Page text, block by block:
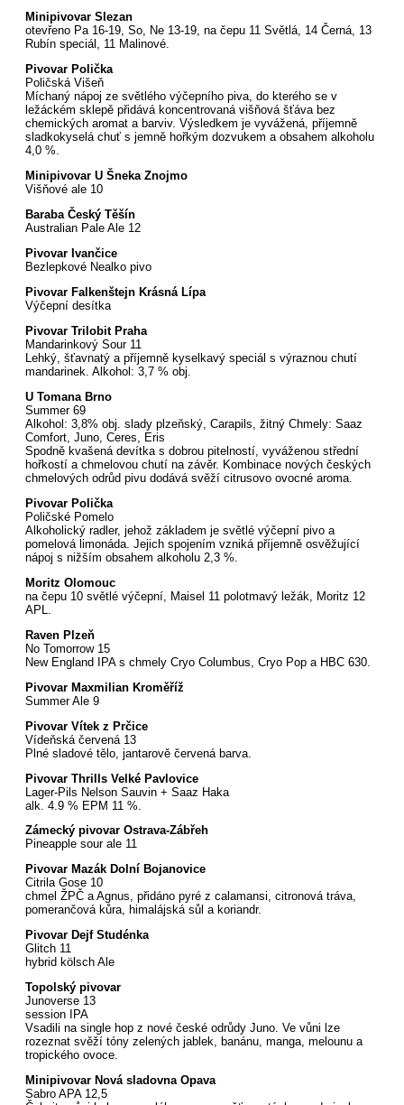
Minipivovar Slezan
otevřeno Pa 16-19, So, Ne 13-19, na čepu 11 Světlá, 14 Černá, 13
Rubín speciál, 11 Malinové.
Pivovar Polička
Poličská Višeň
Míchaný nápoj ze světlého výčepního piva, do kterého se v
ležáckém sklepě přidává koncentrovaná višňová šťáva bez
chemických aromat a barviv. Výsledkem je vyvážená, příjemně
sladkokyselá chuť s jemně hořkým dozvukem a obsahem alkoholu
4,0 %.
Minipivovar U Šneka Znojmo
Višňové ale 10
Baraba Český Těšín
Australian Pale Ale 12
Pivovar Ivančice
Bezlepkové Nealko pivo
Pivovar Falkenštejn Krásná Lípa
Výčepní desítka
Pivovar Trilobit Praha
Mandarinkový Sour 11
Lehký, šťavnatý a příjemně kyselkavý speciál s výraznou chutí
mandarinek. Alkohol: 3,7 % obj.
U Tomana Brno
Summer 69
Alkohol: 3,8% obj. slady plzeňský, Carapils, žitný Chmely: Saaz
Comfort, Juno, Ceres, Eris
Spodně kvašená devítka s dobrou pitelností, vyváženou střední
hořkostí a chmelovou chutí na závěr. Kombinace nových českých
chmelových odrůd pivu dodává svěží citrusovo ovocné aroma.
Pivovar Polička
Poličské Pomelo
Alkoholický radler, jehož základem je světlé výčepní pivo a
pomelová limonáda. Jejich spojením vzniká příjemně osvěžující
nápoj s nižším obsahem alkoholu 2,3 %.
Moritz Olomouc
na čepu 10 světlé výčepní, Maisel 11 polotmavý ležák, Moritz 12
APL.
Raven Plzeň
No Tomorrow 15
New England IPA s chmely Cryo Columbus, Cryo Pop a HBC 630.
Pivovar Maxmilian Kroměříž
Summer Ale 9
Pivovar Vítek z Prčice
Vídeňská červená 13
Plné sladové tělo, jantarově červená barva.
Pivovar Thrills Velké Pavlovice
Lager-Pils Nelson Sauvin + Saaz Haka
alk. 4.9 % EPM 11 %.
Zámecký pivovar Ostrava-Zábřeh
Pineapple sour ale 11
Pivovar Mazák Dolní Bojanovice
Citrila Gose 10
chmel ŽPČ a Agnus, přidáno pyré z calamansi, citronová tráva,
pomerančová kůra, himalájská sůl a koriandr.
Pivovar Dejf Studénka
Glitch 11
hybrid kölsch Ale
Topolský pivovar
Junoverse 13
session IPA
Vsadili na single hop z nové české odrůdy Juno. Ve vůni lze
rozeznat svěží tóny zelených jablek, banánu, manga, melounu a
tropického ovoce.
Minipivovar Nová sladovna Opava
Sabro APA 12,5